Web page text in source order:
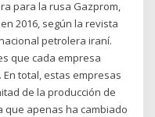
para la rusa Gazprom,
2016, según la revista
petrolera iraní.
que cada empresa
total, estas empresas
de la producción de
que apenas ha cambiado